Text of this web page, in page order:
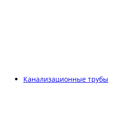
Канализационные трубы